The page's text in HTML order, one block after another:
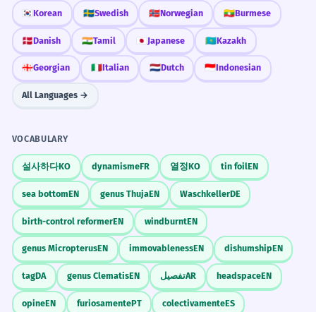
✗Защото валеше, не излязох.
Понеже валеше, не излязох.
While 'защото' is understood, 'понеже' is much more
natural at the start of a sentence.
✓Понеже е скъпо...
Do not add 'че' after 'понеже'.
✗Понеже бидейки...
✓Понеже беше...
Avoid archaic or incorrect participle constructions.
✗ Понеже на факта...
✓Поради факта, че...
Опишете един ваш типичен ден. Започнете
всяко изречение с причина.
Напишете писмо до приятел, в което
Common Mistakes
INCORRECT
CORRECT
Can I end a sentence with 'понеже'?
Scaffolded Practice
1
1
2
2
3
3
🇰🇷Korean 🇸🇪Swedish 🇳🇴Norwegian 🇲🇲Burmese
🇩🇰Danish 🇮🇳Tamil 🇯🇵Japanese 🇰🇿Kazakh
🇬🇪Georgian 🇮🇹Italian 🇳🇱Dutch 🇮🇩Indonesian
All Languages →
VOCABULARY
설사하다KO dynamismeFR 열정KO tin foilEN
sea bottomEN genus ThujaEN WaschkellerDE
birth-control reformerEN windburntEN
genus MicropterusEN immovablenessEN dishumshipEN
tagDA genus ClematisEN تفصيلAR headspaceEN
opineEN furiosamentePT colectivamenteES